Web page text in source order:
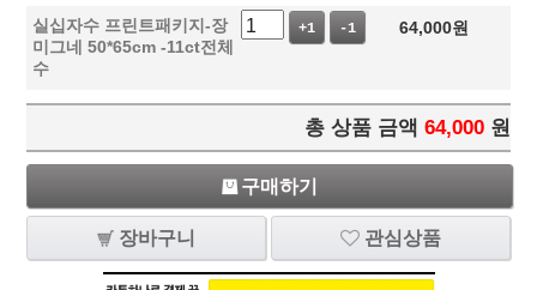
실십자수 프린트패키지-장
미그네 50*65cm -11ct전체
수
+1 -1 64,000원
총 상품 금액 64,000 원
구매하기
장바구니 관심상품